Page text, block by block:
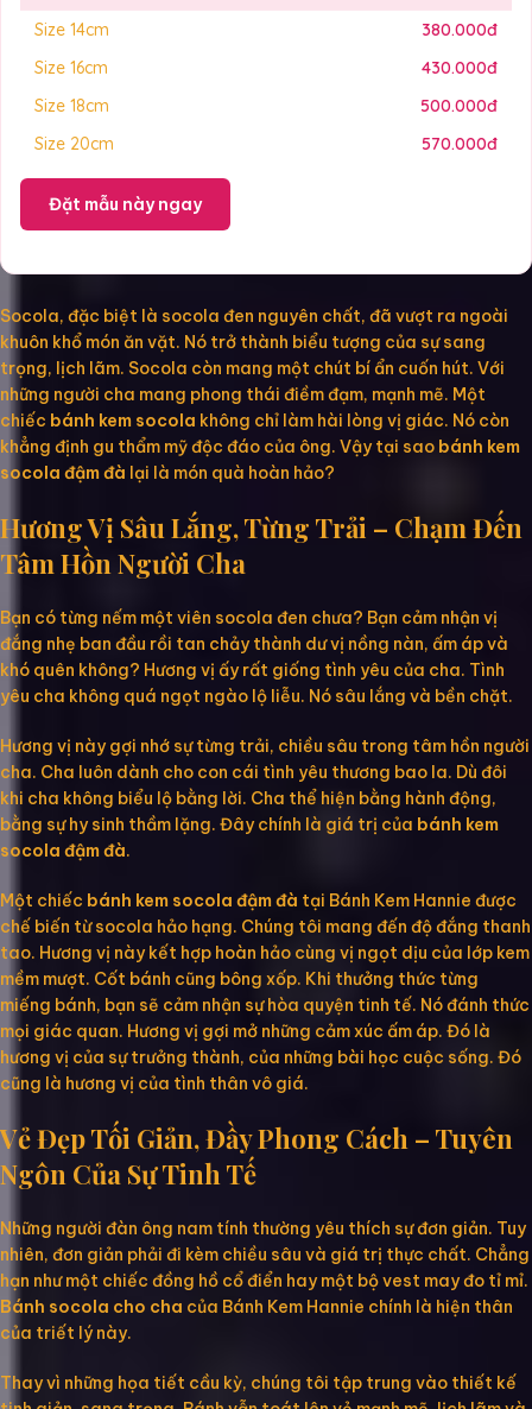
Size 14cm
380.000đ
Size 16cm
430.000đ
Size 18cm
500.000đ
Size 20cm
570.000đ
Đặt mẫu này ngay
Socola, đặc biệt là socola đen nguyên chất, đã vượt ra ngoài
khuôn khổ món ăn vặt. Nó trở thành biểu tượng của sự sang
trọng, lịch lãm. Socola còn mang một chút bí ẩn cuốn hút. Với
những người cha mang phong thái điềm đạm, mạnh mẽ. Một
chiếc bánh kem socola không chỉ làm hài lòng vị giác. Nó còn
khẳng định gu thẩm mỹ độc đáo của ông. Vậy tại sao bánh kem
socola đậm đà lại là món quà hoàn hảo?
Hương Vị Sâu Lắng, Từng Trải – Chạm Đến
Tâm Hồn Người Cha
Bạn có từng nếm một viên socola đen chưa? Bạn cảm nhận vị
đắng nhẹ ban đầu rồi tan chảy thành dư vị nồng nàn, ấm áp và
khó quên không? Hương vị ấy rất giống tình yêu của cha. Tình
yêu cha không quá ngọt ngào lộ liễu. Nó sâu lắng và bền chặt.
Hương vị này gợi nhớ sự từng trải, chiều sâu trong tâm hồn người
cha. Cha luôn dành cho con cái tình yêu thương bao la. Dù đôi
khi cha không biểu lộ bằng lời. Cha thể hiện bằng hành động,
bằng sự hy sinh thầm lặng. Đây chính là giá trị của bánh kem
socola đậm đà.
Một chiếc bánh kem socola đậm đà tại Bánh Kem Hannie được
chế biến từ socola hảo hạng. Chúng tôi mang đến độ đắng thanh
tao. Hương vị này kết hợp hoàn hảo cùng vị ngọt dịu của lớp kem
mềm mượt. Cốt bánh cũng bông xốp. Khi thưởng thức từng
miếng bánh, bạn sẽ cảm nhận sự hòa quyện tinh tế. Nó đánh thức
mọi giác quan. Hương vị gợi mở những cảm xúc ấm áp. Đó là
hương vị của sự trưởng thành, của những bài học cuộc sống. Đó
cũng là hương vị của tình thân vô giá.
Vẻ Đẹp Tối Giản, Đầy Phong Cách – Tuyên
Ngôn Của Sự Tinh Tế
Những người đàn ông nam tính thường yêu thích sự đơn giản. Tuy
nhiên, đơn giản phải đi kèm chiều sâu và giá trị thực chất. Chẳng
hạn như một chiếc đồng hồ cổ điển hay một bộ vest may đo tỉ mỉ.
Bánh socola cho cha của Bánh Kem Hannie chính là hiện thân
của triết lý này.
Thay vì những họa tiết cầu kỳ, chúng tôi tập trung vào thiết kế